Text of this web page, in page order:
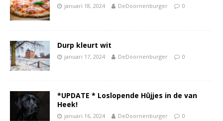
januari 18, 2024 DeDoornenburger 0
Durp kleurt wit
januari 17, 2024 DeDoornenburger 0
*UPDATE * Loslopende Hûjjes in de van
Heek!
januari 16, 2024 DeDoornenburger 0